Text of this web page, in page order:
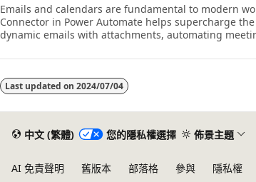
Emails and calendars are fundamental to modern
Connector in Power Automate helps supercharge
dynamic emails with attachments, automating
time on repetitive, manual processes, you can
Last updated on 2024/07/04
中文 (繁體) 您的隱私權選擇 佈景主題
AI 免責聲明 舊版本 部落格 參與 隱私權